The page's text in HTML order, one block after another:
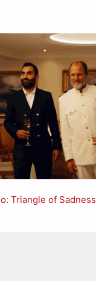
Triangle of Sadness